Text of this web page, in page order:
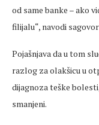
od same banke – ako
filijalu“, navodi
Pojašnjava da u tom
razlog za olakšicu u
dijagnoza teške
smanjeni.